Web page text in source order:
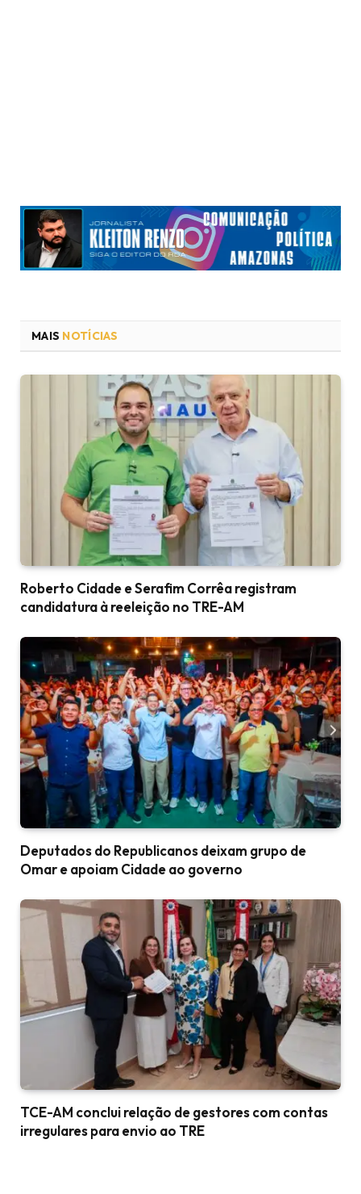
MAIS NOTÍCIAS
Roberto Cidade e Serafim Corrêa registram
candidatura à reeleição no TRE-AM
Deputados do Republicanos deixam grupo de
Omar e apoiam Cidade ao governo
TCE-AM conclui relação de gestores com contas
irregulares para envio ao TRE